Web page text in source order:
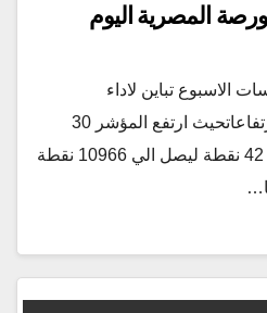
المصرية اليوم
الاسبوع تباين لاداء
المؤشرات مائل للعودة للارتفاعاتحيث ارتفع المؤشر 30
بنسبة 0.39% وهي تقدر ب 42 نقطة ليصل الي 10966 نقطة